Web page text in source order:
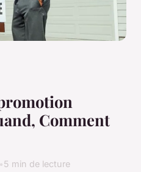
Comment
5 min de lecture